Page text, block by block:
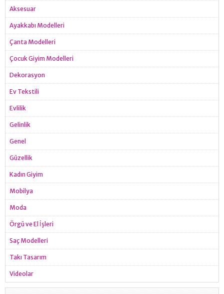
Aksesuar
Ayakkabı Modelleri
Çanta Modelleri
Çocuk Giyim Modelleri
Dekorasyon
Ev Tekstili
Evlilik
Gelinlik
Genel
Güzellik
Kadın Giyim
Mobilya
Moda
Örgü ve El İşleri
Saç Modelleri
Takı Tasarım
Videolar